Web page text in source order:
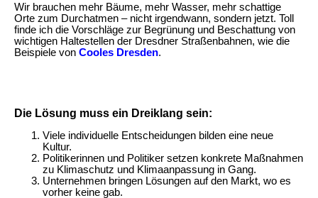
Wir brauchen mehr Bäume, mehr Wasser, mehr schattige
Orte zum Durchatmen – nicht irgendwann, sondern jetzt. Toll
finde ich die Vorschläge zur Begrünung und Beschattung von
wichtigen Haltestellen der Dresdner Straßenbahnen, wie die
Beispiele von Cooles Dresden.
Die Lösung muss ein Dreiklang sein:
Viele individuelle Entscheidungen bilden eine neue
Kultur.
Politikerinnen und Politiker setzen konkrete Maßnahmen
zu Klimaschutz und Klimaanpassung in Gang.
Unternehmen bringen Lösungen auf den Markt, wo es
vorher keine gab.